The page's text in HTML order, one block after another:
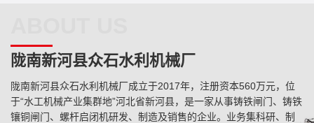
陇南新河县众石水利机械厂
陇南新河县众石水利机械厂成立于2017年，注册资本560万元，位
于“水工机械产业集群地”河北省新河县，是一家从事铸铁闸门、铸铁
镶铜闸门、螺杆启闭机研发、制造及销售的企业。业务集科研、制